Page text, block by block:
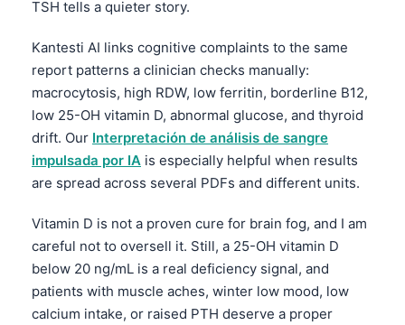
TSH tells a quieter story.
Kantesti AI links cognitive complaints to the same
report patterns a clinician checks manually:
macrocytosis, high RDW, low ferritin, borderline B12,
low 25-OH vitamin D, abnormal glucose, and thyroid
drift. Our Interpretación de análisis de sangre
impulsada por IA is especially helpful when results
are spread across several PDFs and different units.
Vitamin D is not a proven cure for brain fog, and I am
careful not to oversell it. Still, a 25-OH vitamin D
below 20 ng/mL is a real deficiency signal, and
patients with muscle aches, winter low mood, low
calcium intake, or raised PTH deserve a proper
ગુજરાતી
ಕನ್ನಡ
മലയാളം
Bahasa Melayu
Tagalog
ไทย
ဗမာစာ
ភាសាខ្មែរ
Kiswahili
አማርኛ